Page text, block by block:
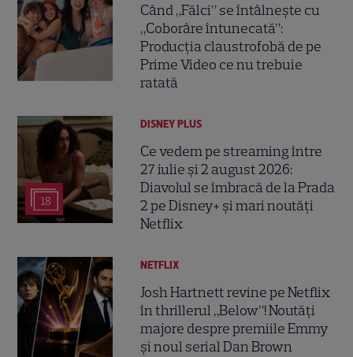
Când „Fălci” se întâlnește cu
„Coborâre întunecată”:
Producția claustrofobă de pe
Prime Video ce nu trebuie
ratată
18
DISNEY PLUS
Ce vedem pe streaming între
27 iulie și 2 august 2026:
Diavolul se îmbracă de la Prada
2 pe Disney+ și mari noutăți
Netflix
NETFLIX
Josh Hartnett revine pe Netflix
în thrillerul „Below”! Noutăți
majore despre premiile Emmy
și noul serial Dan Brown